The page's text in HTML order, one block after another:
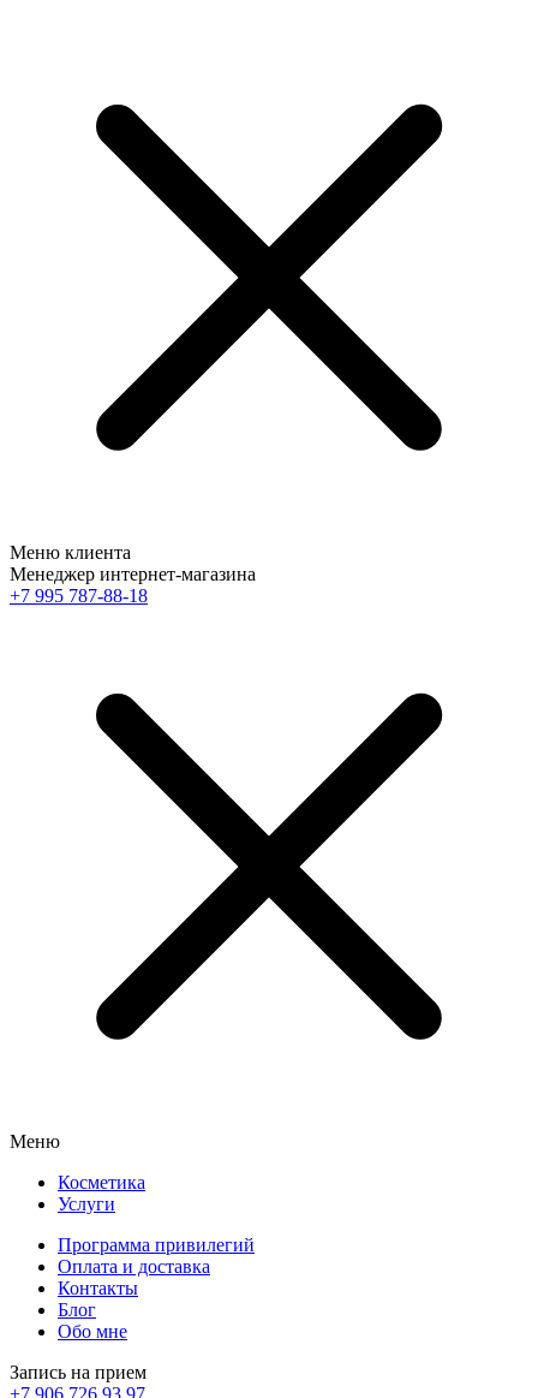
Меню клиента
Менеджер интернет-магазина
+7 995 787-88-18
Меню
Косметика
Услуги
Программа привилегий
Оплата и доставка
Контакты
Блог
Обо мне
Запись на прием